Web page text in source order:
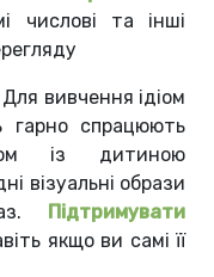
числові та інші
вивчення ідіом
спрацюють
із дитиною
візуальні образи
Підтримувати
якщо ви самі її